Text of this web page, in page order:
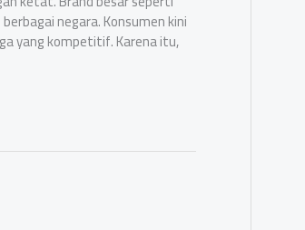
negara. Konsumen kini
yang kompetitif. Karena itu,